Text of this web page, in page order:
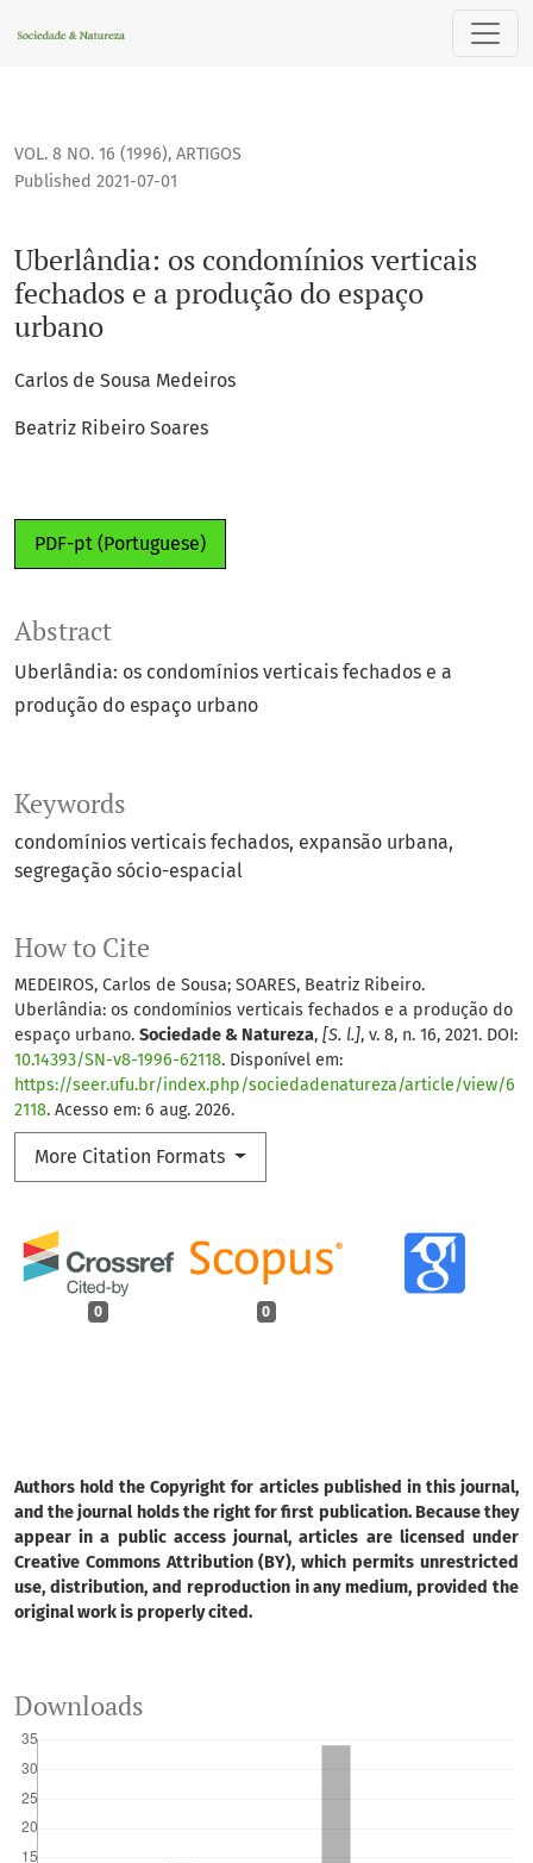
Uberlândia: os condomínios verticais fechados e a
VOL. 8 NO. 16 (1996), ARTIGOS
Uberlândia: os condomínios verticais
fechados e a produção do espaço
urbano
Published 2021-07-01
Carlos de Sousa Medeiros
Beatriz Ribeiro Soares
PDF-pt (Portuguese)
Keywords
condomínios verticais fechados expansão urbana
segregação sócio-espacial
How to Cite
MEDEIROS, Carlos de Sousa; SOARES, Beatriz Ribeiro.
Uberlândia: os condomínios verticais fechados e a produção do
espaço urbano. Sociedade & Natureza, [S. l.], v. 8, n. 16, 2021. DOI:
10.14393/SN-v8-1996-62118. Disponível em:
https://seer.ufu.br/index.php/sociedadenatureza/article/view/6
2118. Acesso em: 6 aug. 2026.
More Citation Formats
0 0
Abstract
Uberlândia: os condomínios verticais fechados e a
produção do espaço urbano
Authors hold the Copyright for articles published in this journal,
and the journal holds the right for first publication. Because they
appear in a public access journal, articles are licensed under
Creative Commons Attribution (BY), which permits unrestricted
use, distribution, and reproduction in any medium, provided the
original work is properly cited.
Downloads